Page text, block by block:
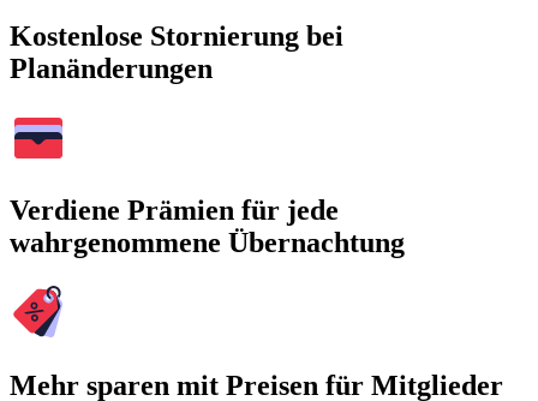
Kostenlose Stornierung bei
Planänderungen
Verdiene Prämien für jede
wahrgenommene Übernachtung
Mehr sparen mit Preisen für Mitglieder